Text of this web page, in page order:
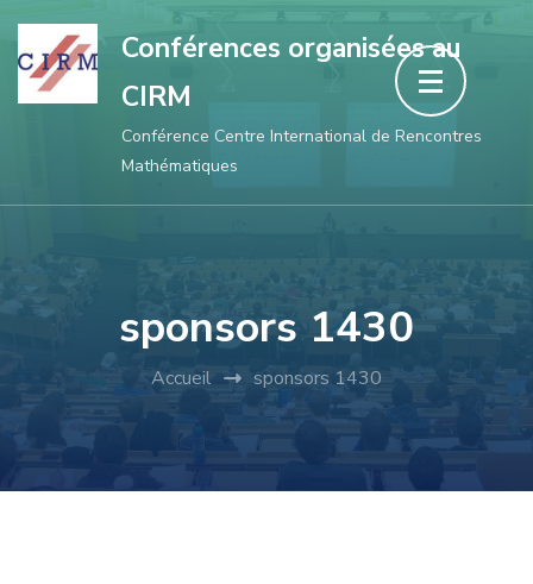
Aller
au
contenu
Conférences organisées au
CIRM
Conférence Centre International de Rencontres
Mathématiques
sponsors 1430
Accueil sponsors 1430